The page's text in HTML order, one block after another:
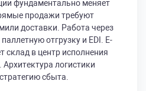
фундаментально меняет
продажи требуют
доставки. Работа через
отгрузку и EDI. E-
склад в центр исполнения
логистики
сбыта.